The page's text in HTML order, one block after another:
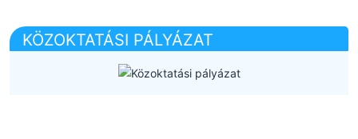
KÖZOKTATÁSI PÁLYÁZAT